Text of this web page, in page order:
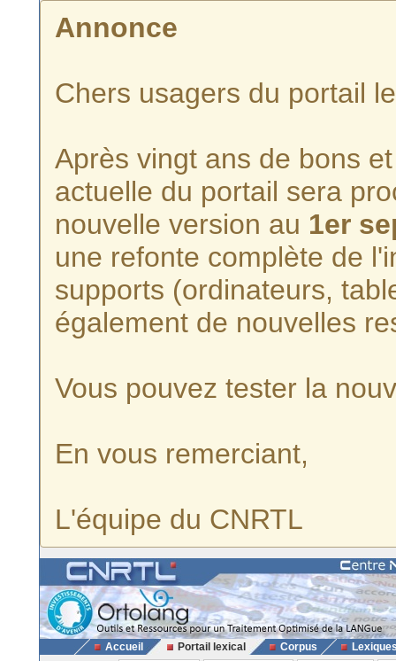
Annonce
Chers usagers du portail
Après vingt ans de bons
actuelle du portail sera
nouvelle version au 1er
une refonte complète de
supports (ordinateurs,
également de nouvelles
Vous pouvez tester la
En vous remerciant,
L'équipe du CNRTL
Accueil Portail lexical Corpus